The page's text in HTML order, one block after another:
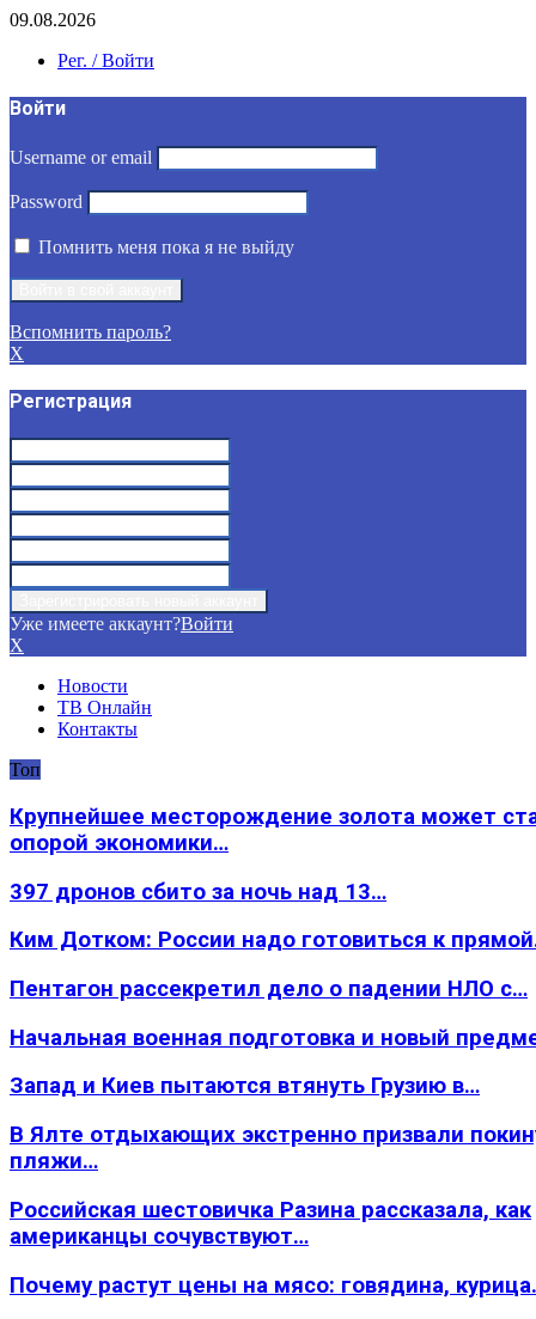
09.08.2026
Рег. / Войти
Войти
Username or email
Password
Помнить меня пока я не выйду
Вспомнить пароль?
X
Регистрация
Уже имеете аккаунт?Войти
X
Новости
ТВ Онлайн
Контакты
Топ
Крупнейшее месторождение золота может
опорой экономики…
397 дронов сбито за ночь над 13…
Ким Дотком: России надо готовиться к
Пентагон рассекретил дело о падении НЛО с…
Начальная военная подготовка и новый
Запад и Киев пытаются втянуть Грузию в…
В Ялте отдыхающих экстренно призвали
пляжи…
Российская шестовичка Разина рассказала, как
американцы сочувствуют…
Почему растут цены на мясо: говядина,